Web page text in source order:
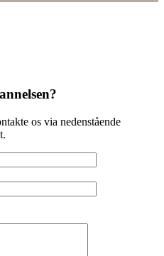
os via nedenstående